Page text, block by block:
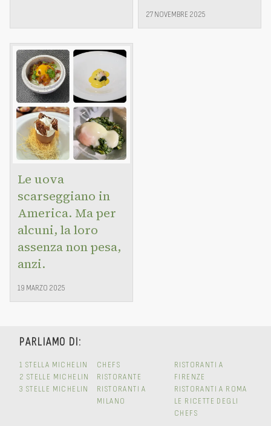
27 NOVEMBRE 2025
Le uova
scarseggiano in
America. Ma per
alcuni, la loro
assenza non pesa,
anzi.
19 MARZO 2025
PARLIAMO DI:
1 STELLA MICHELIN
2 STELLE MICHELIN
3 STELLE MICHELIN
CHEFS
RISTORANTE
RISTORANTI A
MILANO
RISTORANTI A
FIRENZE
RISTORANTI A ROMA
LE RICETTE DEGLI
CHEFS